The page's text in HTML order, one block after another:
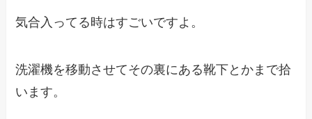
気合入ってる時はすごいですよ。
洗濯機を移動させてその裏にある靴下とかまで拾
います。